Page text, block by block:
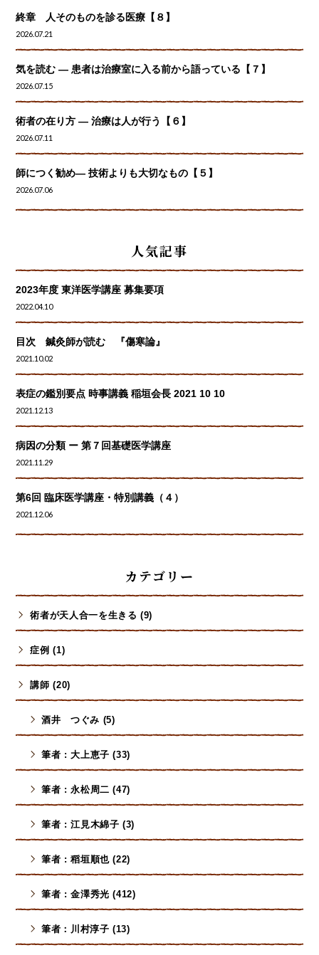
終章 人そのものを診る医療【８】
2026.07.21
気を読む ― 患者は治療室に入る前から語っている【７】
2026.07.15
術者の在り方 ― 治療は人が行う【６】
2026.07.11
師につく勧め― 技術よりも大切なもの【５】
2026.07.06
人気記事
2023年度 東洋医学講座 募集要項
2022.04.10
目次 鍼灸師が読む 『傷寒論』
2021.10.02
表症の鑑別要点 時事講義 稲垣会長 2021 10 10
2021.12.13
病因の分類 ー 第７回基礎医学講座
2021.11.29
第6回 臨床医学講座・特別講義（４）
2021.12.06
カテゴリー
術者が天人合一を生きる (9)
症例 (1)
講師 (20)
酒井 つぐみ (5)
筆者 : 大上恵子 (33)
筆者 : 永松周二 (47)
筆者 : 江見木綿子 (3)
筆者 : 稻垣順也 (22)
筆者 : 金澤秀光 (412)
筆者：川村淳子 (13)